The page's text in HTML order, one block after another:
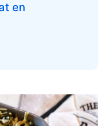
en